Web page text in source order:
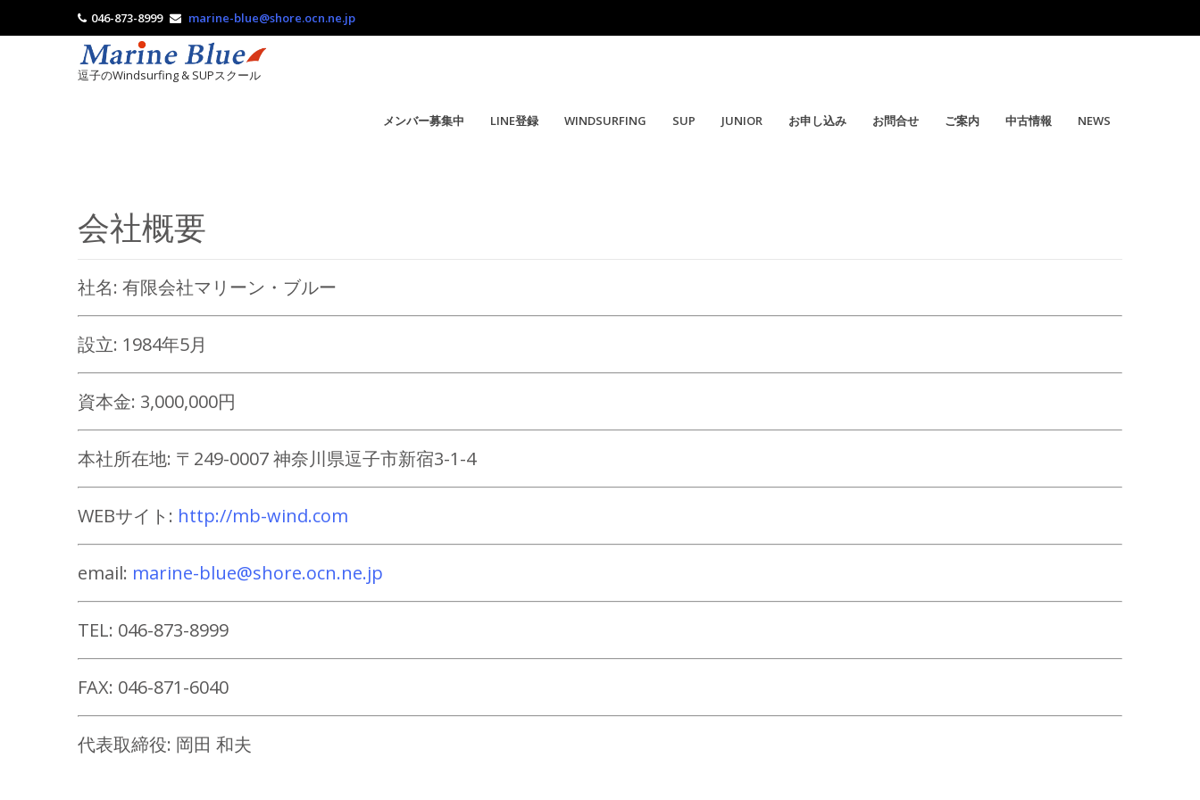
046-873-8999 marine-blue@shore.ocn.ne.jp
逗子のWindsurfing & SUPスクール
メンバー募集中 LINE登録 WINDSURFING SUP JUNIOR お申し込み お問合せ ご案内 中古情報 NEWS
会社概要
社名: 有限会社マリーン・ブルー
設立: 1984年5月
資本金: 3,000,000円
本社所在地: 〒249-0007 神奈川県逗子市新宿3-1-4
WEBサイト: http://mb-wind.com
email: marine-blue@shore.ocn.ne.jp
TEL: 046-873-8999
FAX: 046-871-6040
代表取締役: 岡田 和夫